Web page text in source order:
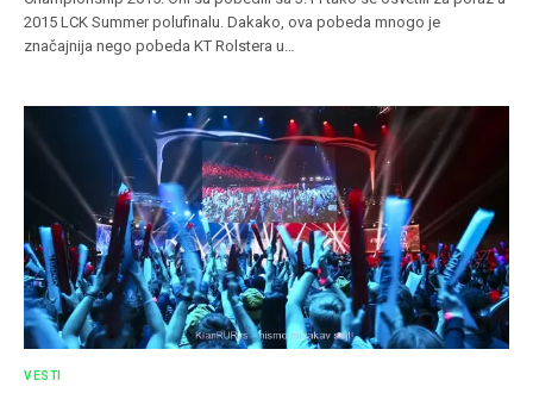
2015 LCK Summer polufinalu. Dakako, ova pobeda mnogo je
značajnija nego pobeda KT Rolstera u…
VESTI